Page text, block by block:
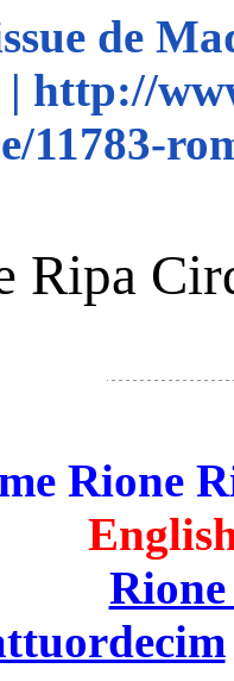
de
| http://
11783-
Ripa
Rione